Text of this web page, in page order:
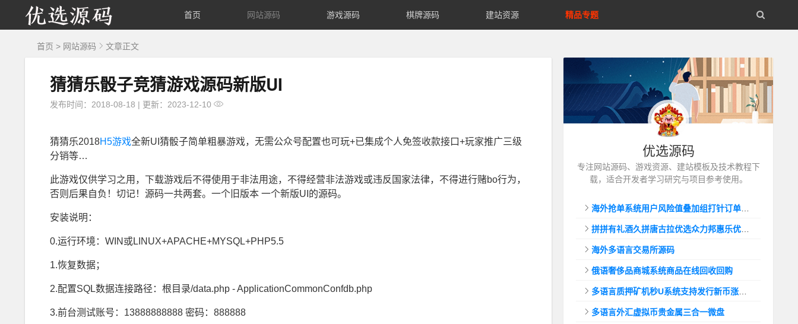
优 首页 网站源码 游戏源码 棋牌源码 建站资源 精品专题
首页 > 网站源码 文章正文
猜猜乐骰子竞猜游戏源码新版UI
发布时间：2018-08-18 | 更新：2023-12-10
猜猜乐2018H5游戏全新UI猜骰子简单粗暴游戏，无需公众号配置也可玩+已集成个人免签收款接口+玩家推广三级
分销等…
此游戏仅供学习之用，下载游戏后不得使用于非法用途，不得经营非法游戏或违反国家法律，不得进行赌bo行为，
否则后果自负！切记！源码一共两套。一个旧版本 一个新版UI的源码。
安装说明：
0.运行环境：WIN或LINUX+APACHE+MYSQL+PHP5.5
1.恢复数据；
2.配置SQL数据连接路径：根目录/data.php - ApplicationCommonConfdb.php
3.前台测试账号：13888888888 密码：888888
优选源码
专注网站源码、游戏资源、建站模板及技术教程下
载，适合开发者学习研究与项目参考使用。
海外抢单系统用户风险值叠加组打针订单自动匹配系统
拼拼有礼酒久拼唐古拉优选众力邦惠乐优选养猪拼购拼团返利系统
海外多语言交易所源码
俄语奢侈品商城系统商品在线回收回购
多语言质押矿机秒U系统支持发行新币涨幅调控+代理后台
多语言外汇虚拟币贵金属三合一微盘